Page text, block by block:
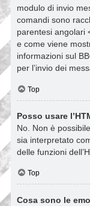
modulo di invio
comandi sono
parentesi angolari
e come viene
informazioni sul
per l’invio dei
Top
Posso usare
No. Non è
sia interpretato
delle funzioni
Top
Cosa sono le